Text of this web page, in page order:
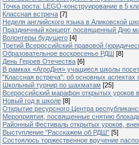
Точка роста: LEGO-конструирование в 5
Классная встреча [7]
Неделя английского языка в Аликовской
Праздничный концерт, посвященный Дню
Волонтеры будущего [4]
Третий Всероссийский правовой
Образовательное воскресенье РДШ [8]
День Героев Отечества [6]
В рамках «АгроДня» учащиеся школы
"Классная встреча": об основных аспектах
Школьный турнир по шахматам [25]
Всероссийский марафон открытых уроков
Новый год в школе [8]
Открытие ресурсного Центра
Мероприятия, посвященные снятию
Районный Фестиваль открытых уроков,
Выступление "Расскажем об РДШ" [5]
Состоялось торжественное вручение